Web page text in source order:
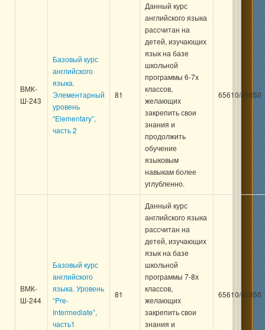
ВМК-
Ш-243
Базовый курс
английского
языка.
Элементарный
уровень
“Elementary”,
часть 2
81
Данный курс
английского языка
рассчитан на
детей, изучающих
язык на базе
школьной
программы 6-7х
классов,
желающих
закрепить свои
знания и
продолжить
обучение
языковым
навыкам более
углубленно.
65610/85050
ВМК-
Ш-244
Базовый курс
английского
языка. Уровень
“Pre-
Intermediate”,
часть1
81
Данный курс
английского языка
рассчитан на
детей, изучающих
язык на базе
школьной
программы 7-8х
классов,
желающих
закрепить свои
знания и
65610/85050